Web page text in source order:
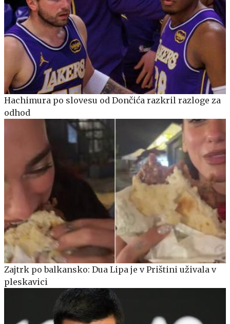
Hachimura po slovesu od Dončića razkril razloge za
odhod
Zajtrk po balkansko: Dua Lipa je v Prištini uživala v
pleskavici